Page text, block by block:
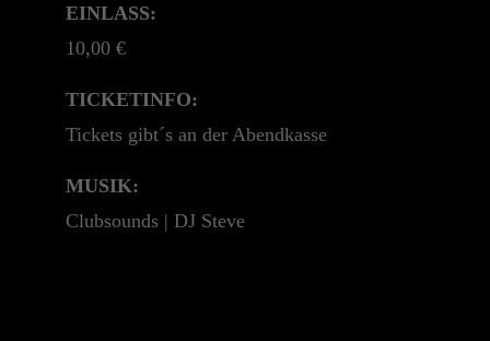
About us
Lorem ipsum dolor sit amet, consectetuer
adipiscing elit.
massa. Cum sociis natoque penatibus et magnis
dis parturient montes, nascetur ridiculus mus.
EINLASS:
10,00 €
TICKETINFO:
Tickets gibt´s an der Abendkasse
MUSIK:
Clubsounds | DJ Steve